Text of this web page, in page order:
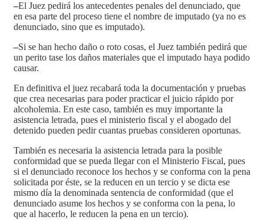
–El Juez pedirá los antecedentes penales del denunciado, que
en esa parte del proceso tiene el nombre de imputado (ya no es
denunciado, sino que es imputado).
–Si se han hecho daño o roto cosas, el Juez también pedirá que
un perito tase los daños materiales que el imputado haya podido
causar.
En definitiva el juez recabará toda la documentación y pruebas
que crea necesarias para poder practicar el juicio rápido por
alcoholemia. En este caso, también es muy importante la
asistencia letrada, pues el ministerio fiscal y el abogado del
detenido pueden pedir cuantas pruebas consideren oportunas.
También es necesaria la asistencia letrada para la posible
conformidad que se pueda llegar con el Ministerio Fiscal, pues
si el denunciado reconoce los hechos y se conforma con la pena
solicitada por éste, se la reducen en un tercio y se dicta ese
mismo día la denominada sentencia de conformidad (que el
denunciado asume los hechos y se conforma con la pena, lo
que al hacerlo, le reducen la pena en un tercio).